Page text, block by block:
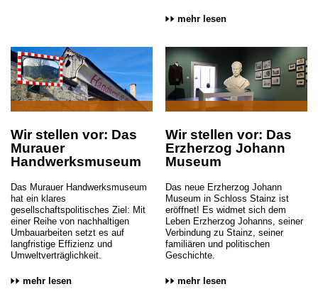
mehr lesen
Wir stellen vor: Das
Murauer
Handwerksmuseum
Das Murauer Handwerksmuseum
hat ein klares
gesellschaftspolitisches Ziel: Mit
einer Reihe von nachhaltigen
Umbauarbeiten setzt es auf
langfristige Effizienz und
Umweltverträglichkeit.
mehr lesen
Wir stellen vor: Das
Erzherzog Johann
Museum
Das neue Erzherzog Johann
Museum in Schloss Stainz ist
eröffnet! Es widmet sich dem
Leben Erzherzog Johanns, seiner
Verbindung zu Stainz, seiner
familiären und politischen
Geschichte.
mehr lesen